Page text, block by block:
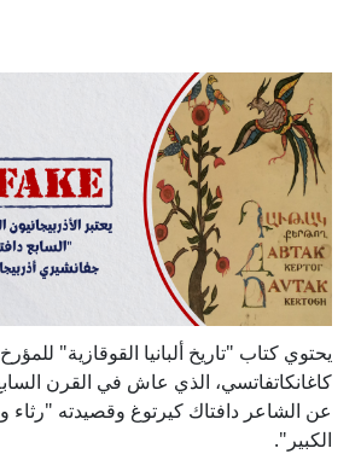
أذربيجانيين، لكن
يحتوي كتاب "تاريخ ألبانيا القوقازية"
كاغانكاتفاتسي، الذي عاش في القرن
عن الشاعر دافتاك كيرتوغ وقصيدته "رثاء
الكبير".